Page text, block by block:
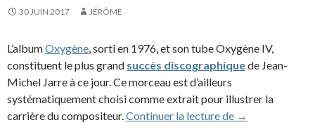
30 JUIN 2017 JÉRÔME
L’albumOxygène, sorti en 1976, et son tube Oxygène IV,
constituent le plus grand succès discographiquede Jean-
Michel Jarre à ce jour. Ce morceau est d’ailleurs
systématiquement choisi comme extrait pour illustrer la
carrière du compositeur.Continuer la lecture de Oxygène,
→